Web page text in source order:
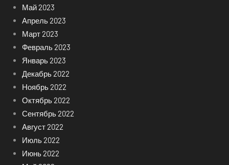
Май 2023
Апрель 2023
Март 2023
Февраль 2023
Январь 2023
Декабрь 2022
Ноябрь 2022
Октябрь 2022
Сентябрь 2022
Август 2022
Июль 2022
Июнь 2022